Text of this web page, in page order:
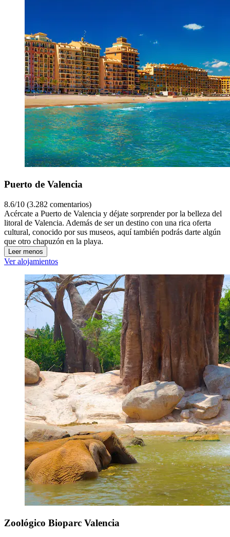
Puerto de Valencia
8.6/10 (3.282 comentarios)
Acércate a Puerto de Valencia y déjate sorprender por la belleza del
litoral de Valencia. Además de ser un destino con una rica oferta
cultural, conocido por sus museos, aquí también podrás darte algún
que otro chapuzón en la playa.
Leer menos
Ver alojamientos
Zoológico Bioparc Valencia